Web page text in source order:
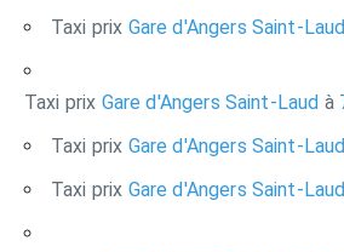
Taxi prix Gare d'Angers Saint-Laud
Taxi prix Gare d'Angers Saint-Laud à
Taxi prix Gare d'Angers Saint-Laud
Taxi prix Gare d'Angers Saint-Laud